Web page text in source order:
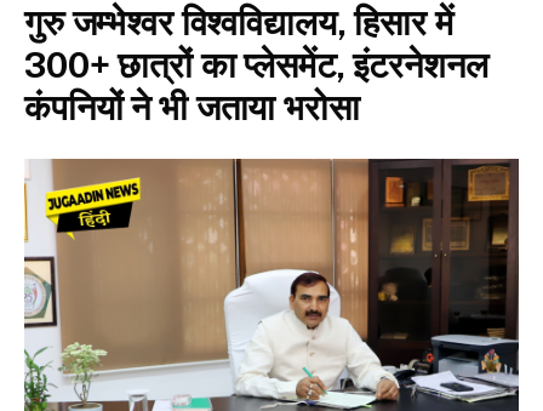
गुरु जम्भेश्वर विश्वविद्यालय, हिसार में
300+ छात्रों का प्लेसमेंट, इंटरनेशनल
कंपनियों ने भी जताया भरोसा